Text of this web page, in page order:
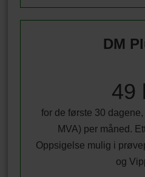
DM
49
for de første 30
MVA) per måned.
Oppsigelse mulig i
og